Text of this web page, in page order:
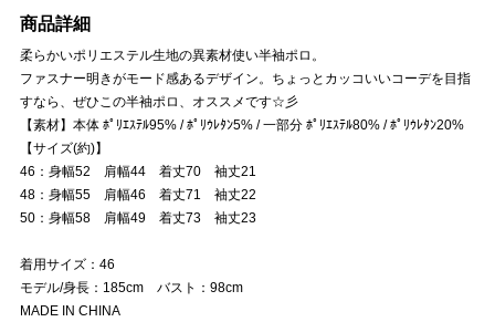
商品詳細
柔らかいポリエステル生地の異素材使い半袖ポロ。
ファスナー明きがモード感あるデザイン。ちょっとカッコいいコーデを目指
すなら、ぜひこの半袖ポロ、オススメです☆彡
【素材】本体 ﾎﾟﾘｴｽﾃﾙ95% / ﾎﾟﾘｳﾚﾀﾝ5% / 一部分 ﾎﾟﾘｴｽﾃﾙ80% / ﾎﾟﾘｳﾚﾀﾝ20%
【サイズ(約)】
46：身幅52 肩幅44 着丈70 袖丈21
48：身幅55 肩幅46 着丈71 袖丈22
50：身幅58 肩幅49 着丈73 袖丈23
着用サイズ：46
モデル/身長：185cm バスト：98cm
MADE IN CHINA